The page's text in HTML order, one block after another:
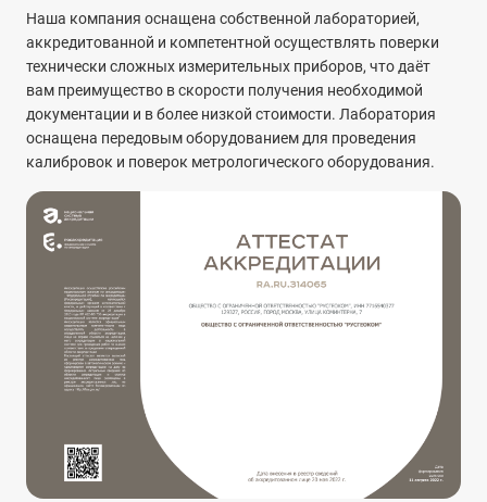
Наша компания оснащена собственной лабораторией,
аккредитованной и компетентной осуществлять поверки
технически сложных измерительных приборов, что даёт
вам преимущество в скорости получения необходимой
документации и в более низкой стоимости. Лаборатория
оснащена передовым оборудованием для проведения
калибровок и поверок метрологического оборудования.